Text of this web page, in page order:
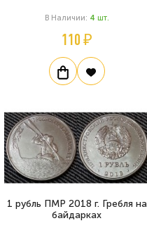
В Наличии: 4 Шт.
110 ₽
1 рубль ПМР 2018 г. Гребля на
байдарках